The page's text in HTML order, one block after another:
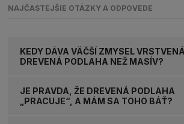
NAJČASTEJŠIE OTÁZKY A ODPOVEDE
KEDY DÁVA VÄČŠÍ ZMYSEL VRSTVENÁ
DREVENÁ PODLAHA NEŽ MASÍV?
JE PRAVDA, ŽE DREVENÁ PODLAHA
„PRACUJE“, A MÁM SA TOHO BÁŤ?